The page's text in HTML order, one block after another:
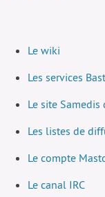
Le wiki
Les services
Le site
Les listes de
Le compte
Le canal IRC